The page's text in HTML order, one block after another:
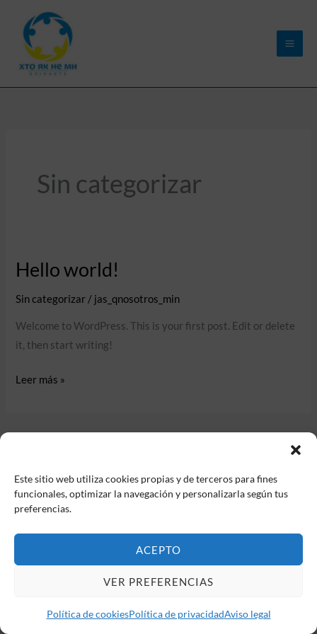
Este sitio web utiliza cookies propias y de terceros para fines
funcionales, optimizar la navegación y personalizarla según tus
preferencias.
ACEPTO
VER PREFERENCIAS
Política de cookiesPolítica de privacidadAviso legal
contenido
Sin categorizar
Hello world!
Sin categorizar / jas_qnosotros_min
Welcome to WordPress. This is your first post. Edit or delete
it, then start writing!
Hello
Leer más »
Aviso legal
Política de privacidad